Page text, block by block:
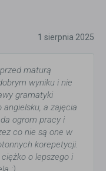
1 sierpnia 2025
maturą
wyniku i nie
gramatyki
angielsku, a zajęcia
ogrom pracy i
co nie są one w
korepetycji.
o lepszego i